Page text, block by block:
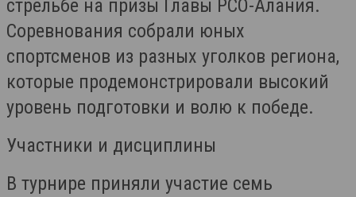
стрельбе на призы Главы РСО-Алания.
Соревнования собрали юных
спортсменов из разных уголков региона,
которые продемонстрировали высокий
уровень подготовки и волю к победе.
Участники и дисциплины
В турнире приняли участие семь